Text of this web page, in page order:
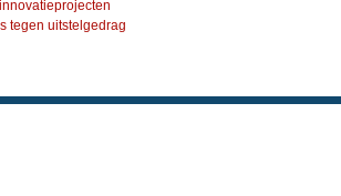
tegen uitstelgedrag